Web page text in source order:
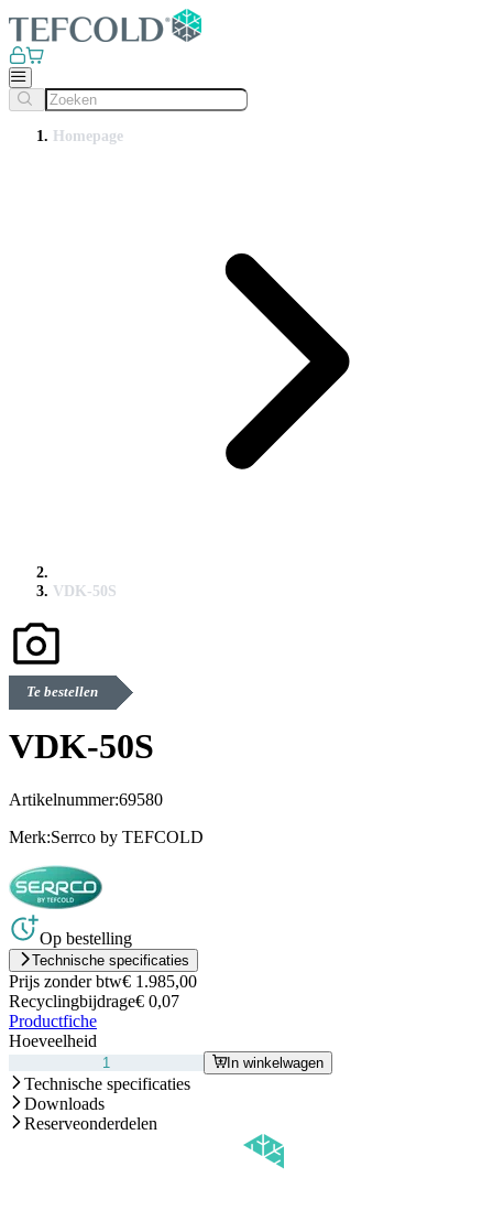
Homepage
VDK-50S
Te bestellen
VDK-50S
Artikelnummer:69580
Merk:Serrco by TEFCOLD
Op bestelling
Technische specificaties
Prijs zonder btw€ 1.985,00
Recyclingbijdrage€ 0,07
Productfiche
Hoeveelheid
In winkelwagen
Technische specificaties
Downloads
Reserveonderdelen